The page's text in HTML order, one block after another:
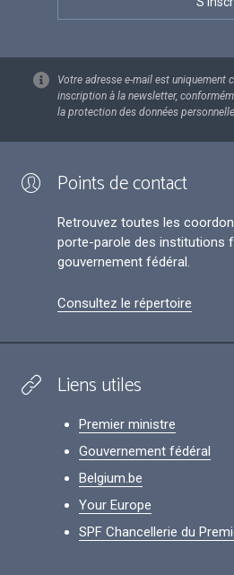
Votre adresse e-mail est uniquement
inscription à la newsletter,
la protection des données
Points de contact
Retrouvez toutes les
porte-parole des institutions
gouvernement fédéral.
Consultez le répertoire
Liens utiles
Premier ministre
Gouvernement fédéral
Belgium.be
Your Europe
SPF Chancellerie du